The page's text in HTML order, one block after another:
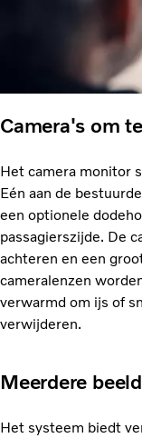
Camera's om
Het camera monitor
Eén aan de
een optionele
passagierszijde. De
achteren en een
cameralenzen
verwarmd om ijs of
verwijderen.
Meerdere
Het systeem biedt